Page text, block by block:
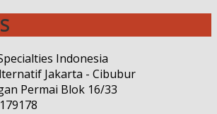
Indonesia
Jakarta - Cibubur
Permai Blok 16/33